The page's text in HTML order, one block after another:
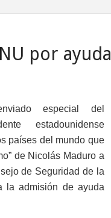
por ayuda
especial del
estadounidense
países del mundo que
de Nicolás Maduro a
de Seguridad de la
la admisión de ayuda